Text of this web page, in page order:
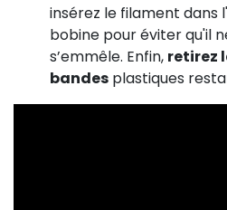
insérez le filament dans
bobine pour éviter qu'il
s’emmêle. Enfin, retirez
bandes plastiques